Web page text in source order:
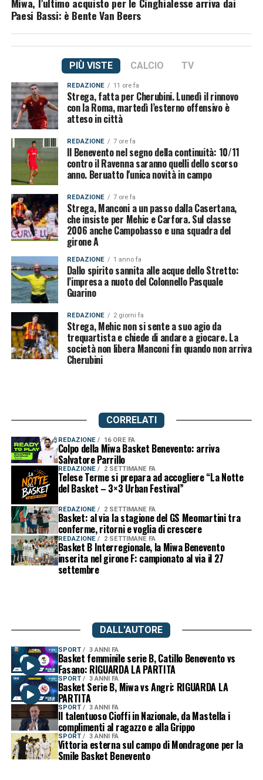
Paesi Bassi: è Bente Van Beers
PIÙ VISTE CALCIO TV
REDAZIONE 11 ore fa
Strega, fatta per Cherubini. Lunedì il rinnovo
con la Roma, martedì l’esterno offensivo è
atteso in città
REDAZIONE 7 ore fa
Il Benevento nel segno della continuità: 10/11
contro il Ravenna saranno quelli dello scorso
anno. Beruatto l'unica novità in campo
REDAZIONE 7 ore fa
Strega, Manconi a un passo dalla Casertana,
che insiste per Mehic e Carfora. Sul classe
2006 anche Campobasso e una squadra del
girone A
REDAZIONE 1 anno fa
Dallo spirito sannita alle acque dello Stretto:
l’impresa a nuoto del Colonnello Pasquale
Guarino
REDAZIONE 2 giorni fa
Strega, Mehic non si sente a suo agio da
trequartista e chiede di andare a giocare. La
società non libera Manconi fin quando non arriva
Cherubini
CORRELATI
REDAZIONE 16 ORE FA
Colpo della Miwa Basket Benevento: arriva
Salvatore Parrillo
REDAZIONE 2 SETTIMANE FA
Telese Terme si prepara ad accogliere “La Notte
del Basket – 3×3 Urban Festival”
REDAZIONE 2 SETTIMANE FA
Basket: al via la stagione del GS Meomartini tra
conferme, ritorni e voglia di crescere
REDAZIONE 2 SETTIMANE FA
Basket B Interregionale, la Miwa Benevento
inserita nel girone F: campionato al via il 27
settembre
DALL'AUTORE
SPORT 3 ANNI FA
Basket femminile serie B, Catillo Benevento vs
Fasano: RIGUARDA LA PARTITA
SPORT 3 ANNI FA
Basket Serie B, Miwa vs Angri: RIGUARDA LA
PARTITA
SPORT 3 ANNI FA
Il talentuoso Cioffi in Nazionale, da Mastella i
complimenti al ragazzo e alla Grippo
SPORT 3 ANNI FA
Vittoria esterna sul campo di Mondragone per la
Smile Basket Benevento